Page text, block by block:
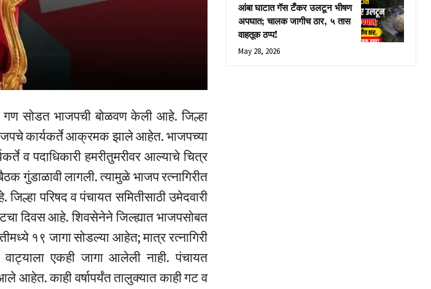
सोडत भाजपची बोळवण केली आहे. जिल्हा
कार्यकर्ते आक्रमक झाले आहेत. भाजपच्या
व पदाधिकारी हमरीतुमरीवर आल्याचे चित्र
गुंडाळावी लागली. त्यामुळे भाजप रत्नागिरीत
परिषद व पंचायत समितीसाठी उमेदवारी
दिवस आहे. शिवसेनेने जिल्ह्यात भाजपसोबत
१९ जागा सोडल्या आहेत; मात्र रत्नागिरी
वाट्याला एकही जागा आलेली नाही. पंचायत
आहेत. काही वर्षापर्यंत तालुक्यात काही गट व
आंबा घाटात गॅस टँकर उलटून भीषण
अपघात; चालक जागीच ठार, ५ तास
वाहतूक ठप्प!
May 28, 2026